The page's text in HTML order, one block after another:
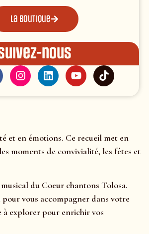
La boutique
nous
et en émotions. Ce recueil met en
moments de convivialité, les fêtes et
du Coeur chantons Tolosa.
vous accompagner dans votre
à explorer pour enrichir vos